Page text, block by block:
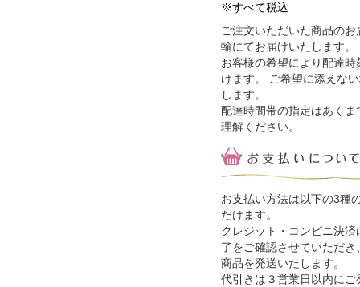
※すべて税込
ご注文いただいた商品の
輸にてお届けいたします。
お客様の希望により配達
けます。 ご希望に添えな
します。
配達時間帯の指定はあくま
理解ください。
お支払い方法は以下の3種
だけます。
クレジット・コンビニ決
了をご確認させていただ
商品を発送いたします。
代引きは３営業日以内にご